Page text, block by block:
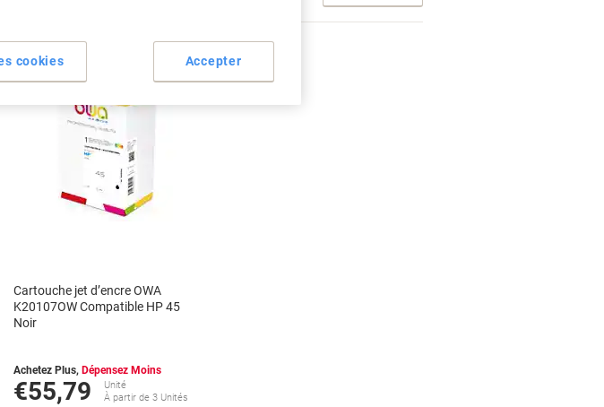
Cartouche jet d’encre OWA
K20107OW Compatible HP 45
Noir
Achetez Plus, Dépensez Moins
€55,79
Unité
À partir de 3 Unités
cookies Accepter